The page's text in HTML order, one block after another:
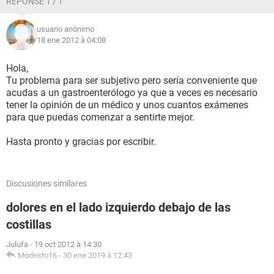
usuario anónimo
18 ene 2012 à 04:08
Hola,
Tu problema para ser subjetivo pero sería conveniente que
acudas a un gastroenterólogo ya que a veces es necesario
tener la opinión de un médico y unos cuantos exámenes
para que puedas comenzar a sentirte mejor.
Hasta pronto y gracias por escribir.
Discusiones similares
dolores en el lado izquierdo debajo de las
costillas
Julufa - 19 oct 2012 à 14:30
Modesto16 - 30 ene 2019 à 12:43